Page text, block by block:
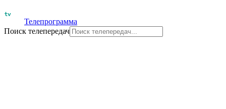
Телепрограмма
Поиск телепередач